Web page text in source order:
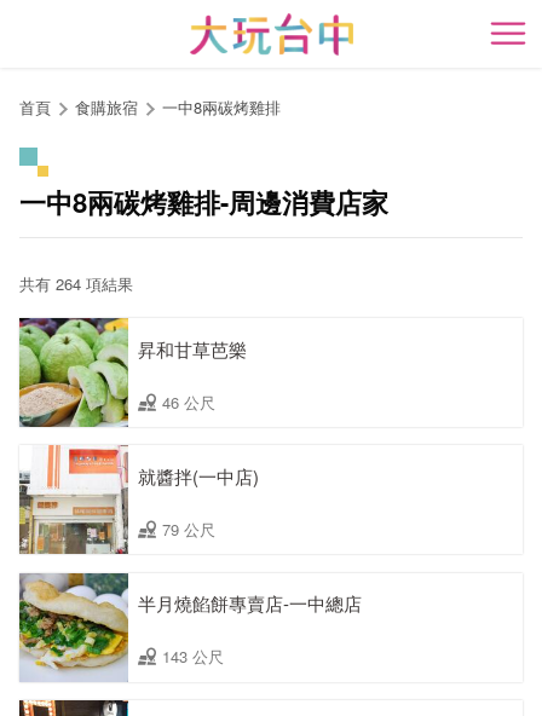
開
首頁 食購旅宿 一中8兩碳烤雞排
一中8兩碳烤雞排-周邊消費店家
共有 264 項結果
昇和甘草芭樂
46 公尺
就醬拌(一中店)
79 公尺
半月燒餡餅專賣店-一中總店
143 公尺